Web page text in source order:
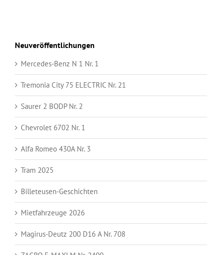
Neuveröffentlichungen
Mercedes-Benz N 1 Nr. 1
Tremonia City 75 ELECTRIC Nr. 21
Saurer 2 BODP Nr. 2
Chevrolet 6702 Nr. 1
Alfa Romeo 430A Nr. 3
Tram 2025
Billeteusen-Geschichten
Mietfahrzeuge 2026
Magirus-Deutz 200 D16 A Nr. 708